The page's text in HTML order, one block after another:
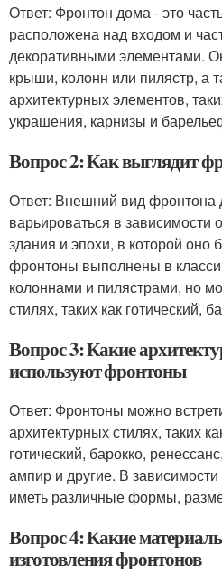
Ответ: Фронтон дома - это
расположена над входом и
декоративными элементами.
крыши, колонн или пилястр, а
архитектурных элементов,
украшения, карнизы и
Вопрос 2: Как выглядит
Ответ: Внешний вид фронтона
варьироваться в зависимости
здания и эпохи, в которой
фронтоны выполнены в
колоннами и пилястрами, но
стилях, таких как готический,
Вопрос 3: Какие
используют фронтоны
Ответ: Фронтоны можно
архитектурных стилях, таких
готический, барокко,
ампир и другие. В
иметь различные формы,
Вопрос 4: Какие
изготовления фронтонов